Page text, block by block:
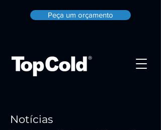
Peça um orçamento
Notícias